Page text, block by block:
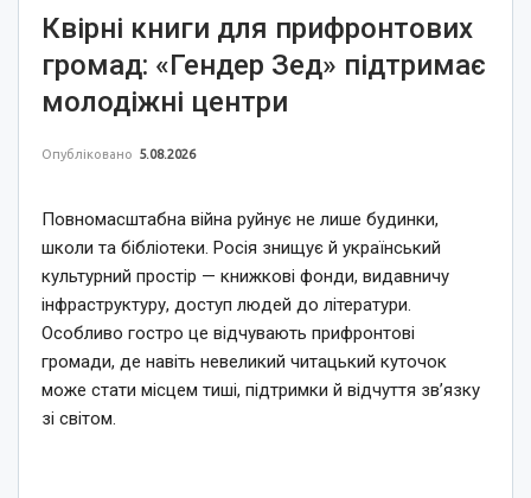
Квірні книги для прифронтових
громад: «Гендер Зед» підтримає
молодіжні центри
Опубліковано 5.08.2026
Повномасштабна війна руйнує не лише будинки,
школи та бібліотеки. Росія знищує й український
культурний простір — книжкові фонди, видавничу
інфраструктуру, доступ людей до літератури.
Особливо гостро це відчувають прифронтові
громади, де навіть невеликий читацький куточок
може стати місцем тиші, підтримки й відчуття зв’язку
зі світом.